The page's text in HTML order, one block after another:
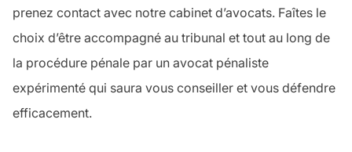
prenez contact avec notre cabinet d’avocats. Faîtes le
choix d’être accompagné au tribunal et tout au long de
la procédure pénale par un avocat pénaliste
expérimenté qui saura vous conseiller et vous défendre
efficacement.